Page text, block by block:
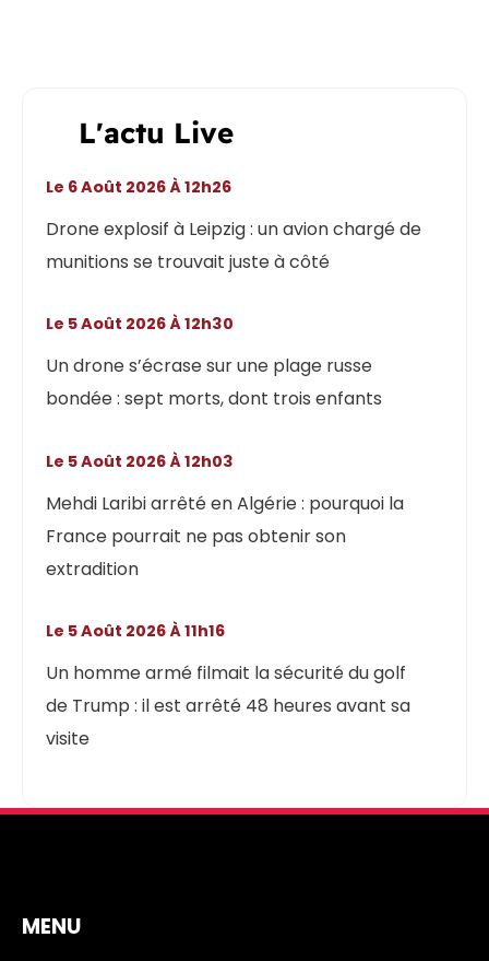
L'actu Live
Drone explosif à Leipzig : un avion chargé de
munitions se trouvait juste à côté
Le 6 Août 2026 À 12h26
Un drone s’écrase sur une plage russe
bondée : sept morts, dont trois enfants
Le 5 Août 2026 À 12h30
Mehdi Laribi arrêté en Algérie : pourquoi la
France pourrait ne pas obtenir son
extradition
Le 5 Août 2026 À 12h03
Un homme armé filmait la sécurité du golf
de Trump : il est arrêté 48 heures avant sa
visite
Le 5 Août 2026 À 11h16
MENU